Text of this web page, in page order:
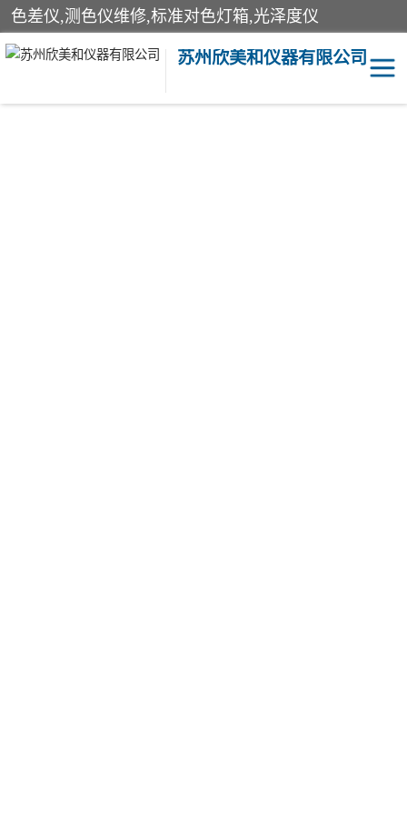
色差仪,测色仪维修,标准对色灯箱,光泽度仪
苏州欣美和仪器有限公司